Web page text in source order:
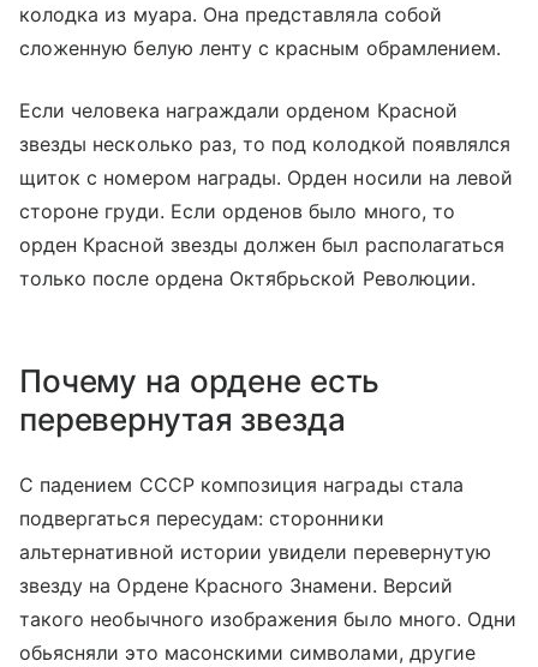
колодка из муара. Она представляла собой
сложенную белую ленту с красным обрамлением.
Если человека награждали орденом Красной
звезды несколько раз, то под колодкой появлялся
щиток с номером награды. Орден носили на левой
стороне груди. Если орденов было много, то
орден Красной звезды должен был располагаться
только после ордена Октябрьской Революции.
Почему на ордене есть
перевернутая звезда
С падением СССР композиция награды стала
подвергаться пересудам: сторонники
альтернативной истории увидели перевернутую
звезду на Ордене Красного Знамени. Версий
такого необычного изображения было много. Одни
обьясняли это масонскими символами, другие